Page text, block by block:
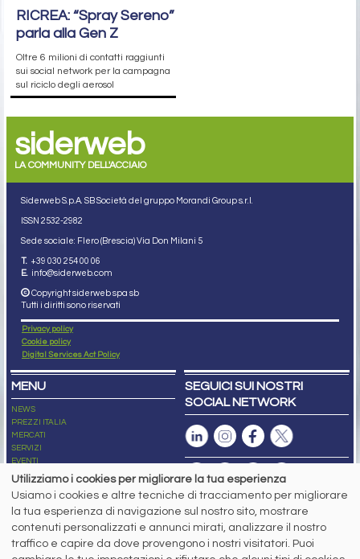
RICREA: “Spray Sereno”
parla alla Gen Z
Oltre 6 milioni di contatti raggiunti
sui social network per la campagna
sul riciclo degli aerosol
siderweb
LA COMMUNITY DELL'ACCIAIO
Siderweb S.p.A. SB Società del gruppo Morandi Group s.r.l.
ISSN 2532-2982
Sede sociale: Flero (Brescia) Via Don Milani 5
T. +39 030 254 00 06
E. info@siderweb.com
Copyright siderweb spa sb
Tutti i diritti sono riservati
Privacy policy
Cookie policy
Digital Services Act Policy
MENU
NEWS
PREZZI ITALIA
MERCATI
SERVIZI
EVENTI
ABBONAMENTI
NEWSLETTER
SEGUICI SUI NOSTRI
SOCIAL NETWORK
Capitale Sociale: 190.000€ interamente versato
Registro delle Imprese di Brescia
Codice Fiscale e Partita I.V.A.:IT03562320170
R.E.A. n. 419331
Utilizziamo i cookies per migliorare la tua esperienza
Usiamo i cookies e altre tecniche di tracciamento per migliorare
la tua esperienza di navigazione sul nostro sito, mostrare
contenuti personalizzati e annunci mirati, analizzare il nostro
traffico e capire da dove provengono i nostri visitatori. Puoi